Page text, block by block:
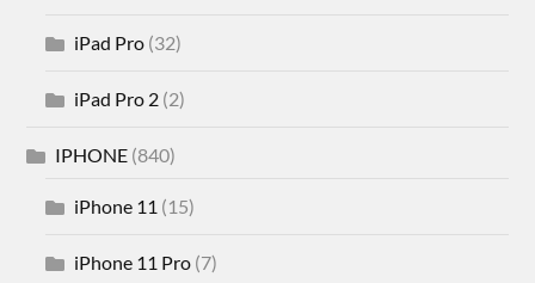
iPad Pro (32)
iPad Pro 2 (2)
IPHONE (840)
iPhone 11 (15)
iPhone 11 Pro (7)